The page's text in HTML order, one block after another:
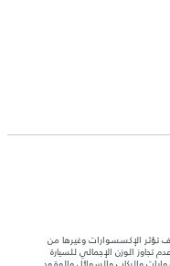
تؤثر الإكسسوارات وغيرها من
تجاوز الوزن الإجمالي للسيارة